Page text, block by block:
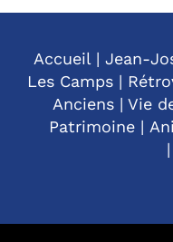
Accueil| Jean-
Les Camps |
Anciens| Vie
Patrimoine |
|